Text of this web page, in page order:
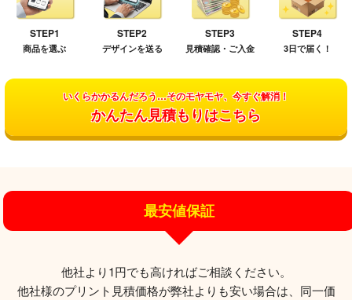
STEP1
商品を選ぶ
STEP2
デザインを送る
STEP3
見積確認・ご入金
STEP4
3日で届く！
いくらかかるんだろう…そのモヤモヤ、今すぐ解消！
かんたん見積もりはこちら
最安値保証
他社より1円でも高ければご相談ください。
他社様のプリント見積価格が弊社よりも安い場合は、同一価